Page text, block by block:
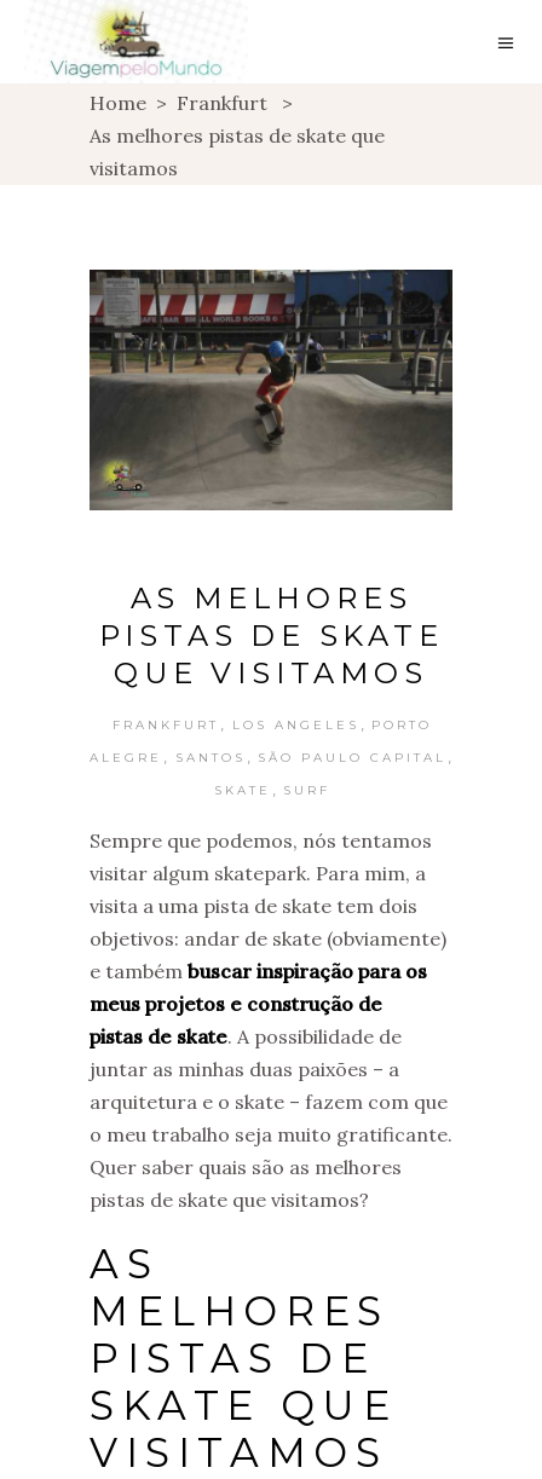
Home > Frankfurt
>
As melhores pistas de skate que
visitamos
AS MELHORES
PISTAS DE SKATE
QUE VISITAMOS
FRANKFURT , LOS ANGELES , PORTO
ALEGRE , SANTOS , SÃO PAULO CAPITAL ,
SKATE , SURF
Sempre que podemos, nós tentamos
visitar algum skatepark. Para mim, a
visita a uma pista de skate tem dois
objetivos: andar de skate (obviamente)
e também buscar inspiração para os
meus projetos e construção de
pistas de skate. A possibilidade de
juntar as minhas duas paixões – a
arquitetura e o skate – fazem com que
o meu trabalho seja muito gratificante.
Quer saber quais são as melhores
pistas de skate que visitamos?
AS
MELHORES
PISTAS DE
SKATE QUE
VISITAMOS